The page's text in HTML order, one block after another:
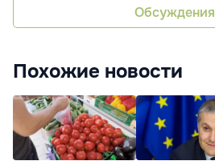
Обсуждения
Похожие новости